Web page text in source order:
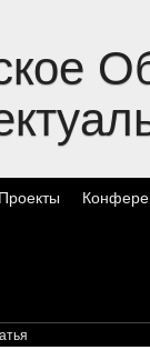
Проекты